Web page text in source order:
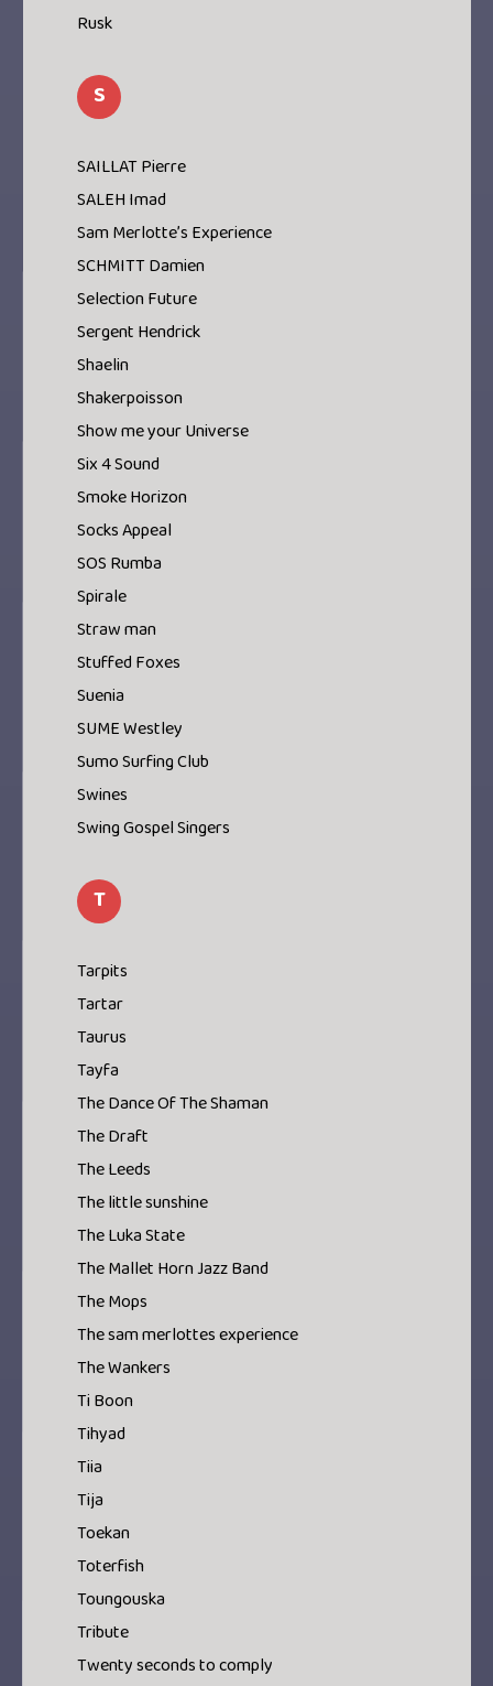
Rusk
S
SAILLAT Pierre
SALEH Imad
Sam Merlotte’s Experience
SCHMITT Damien
Selection Future
Sergent Hendrick
Shaelin
Shakerpoisson
Show me your Universe
Six 4 Sound
Smoke Horizon
Socks Appeal
SOS Rumba
Spirale
Straw man
Stuffed Foxes
Suenia
SUME Westley
Sumo Surfing Club
Swines
Swing Gospel Singers
T
Tarpits
Tartar
Taurus
Tayfa
The Dance Of The Shaman
The Draft
The Leeds
The little sunshine
The Luka State
The Mallet Horn Jazz Band
The Mops
The sam merlottes experience
The Wankers
Ti Boon
Tihyad
Tiia
Tija
Toekan
Toterfish
Toungouska
Tribute
Twenty seconds to comply